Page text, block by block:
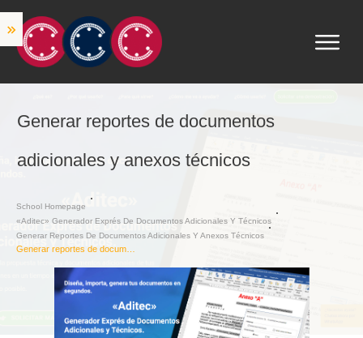
Generar reportes de documentos
adicionales y anexos técnicos
School Homepage
«Aditec» Generador Exprés De Documentos Adicionales Y Técnicos
Generar Reportes De Documentos Adicionales Y Anexos Técnicos